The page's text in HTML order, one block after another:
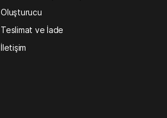
Oluşturucu
Teslimat ve İade
İletişim